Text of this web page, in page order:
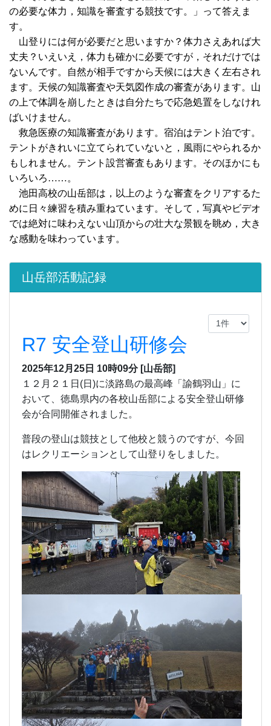
の必要な体力，知識を審査する競技です。」って答えま
す。
山登りには何が必要だと思いますか？体力さえあれば大
丈夫？いえいえ，体力も確かに必要ですが，それだけでは
ないんです。自然が相手ですから天候には大きく左右され
ます。天候の知識審査や天気図作成の審査があります。山
の上で体調を崩したときは自分たちで応急処置をしなけれ
ばいけません。
救急医療の知識審査があります。宿泊はテント泊です。
テントがきれいに立てられていないと，風雨にやられるか
もしれません。テント設営審査もあります。そのほかにも
いろいろ……。
池田高校の山岳部は，以上のような審査をクリアするた
めに日々練習を積み重ねています。そして，写真やビデオ
では絶対に味わえない山頂からの壮大な景観を眺め，大き
な感動を味わっています。
山岳部活動記録
R7 安全登山研修会
2025年12月25日 10時09分 [山岳部]
１２月２１日(日)に淡路島の最高峰「諭鶴羽山」に
おいて、徳島県内の各校山岳部による安全登山研修
会が合同開催されました。
普段の登山は競技として他校と競うのですが、今回
はレクリエーションとして山登りをしました。